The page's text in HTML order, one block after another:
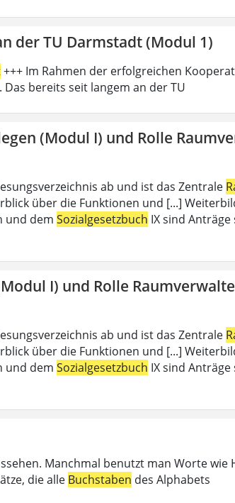
der TU Darmstadt (Modul 1)
+++ Im Rahmen der erfolgreichen
bereits seit langem an der TU
(Modul I) und Rolle
ab und ist das Zentrale
über die Funktionen und [...]
und dem Sozialgesetzbuch IX sind
I) und Rolle
ab und ist das Zentrale
über die Funktionen und [...]
und dem Sozialgesetzbuch IX sind
Manchmal benutzt man Worte wie
die alle Buchstaben des Alphabets